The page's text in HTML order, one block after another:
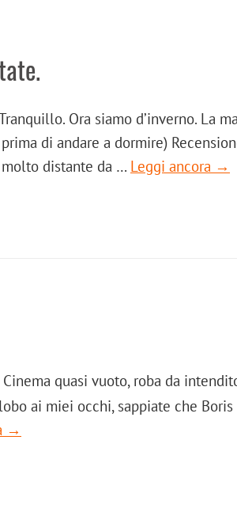
Ora siamo d’inverno. La
di andare a dormire)
distante da … Leggi ancora →
quasi vuoto, roba da
ai miei occhi, sappiate che
→